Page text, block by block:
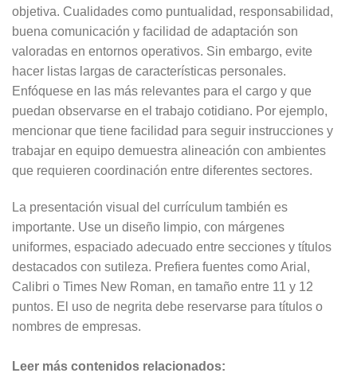
objetiva. Cualidades como puntualidad, responsabilidad,
buena comunicación y facilidad de adaptación son
valoradas en entornos operativos. Sin embargo, evite
hacer listas largas de características personales.
Enfóquese en las más relevantes para el cargo y que
puedan observarse en el trabajo cotidiano. Por ejemplo,
mencionar que tiene facilidad para seguir instrucciones y
trabajar en equipo demuestra alineación con ambientes
que requieren coordinación entre diferentes sectores.
La presentación visual del currículum también es
importante. Use un diseño limpio, con márgenes
uniformes, espaciado adecuado entre secciones y títulos
destacados con sutileza. Prefiera fuentes como Arial,
Calibri o Times New Roman, en tamaño entre 11 y 12
puntos. El uso de negrita debe reservarse para títulos o
nombres de empresas.
Leer más contenidos relacionados: